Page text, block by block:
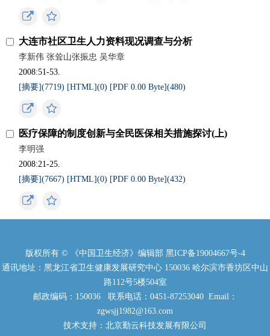
大连市社区卫生人力资料现况调查与分析
李新伟 张耸山张振忠 吴华章
2008:51-53.
[摘要](7719) [HTML](0) [PDF 0.00 Byte](480)
医疗保障的制度创新与全民医保相关措施探讨(上)
李明强
2008:21-25.
[摘要](7667) [HTML](0) [PDF 0.00 Byte](432)
版权所有 © 《中国卫生经济》编辑部 黑ICP备19004667号-4
通讯地址：黑龙江省卫生健康发展研究中心 150036 哈尔滨市香坊区中山
路112号5楼504室
邮政编码：150036 联系电话：0451-87253040 Email：
zgwsjj1982@163.com
技术支持：北京勤云科技发展有限公司